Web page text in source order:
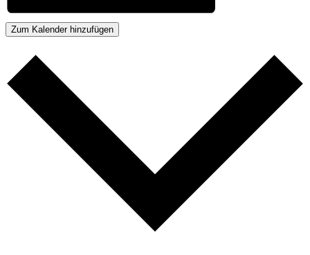
Zum Kalender hinzufügen